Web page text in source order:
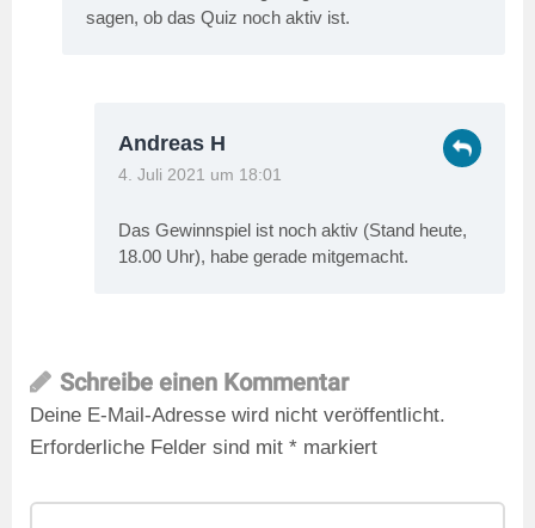
sagen, ob das Quiz noch aktiv ist.
Andreas H
4. Juli 2021 um 18:01
Das Gewinnspiel ist noch aktiv (Stand heute,
18.00 Uhr), habe gerade mitgemacht.
Schreibe einen Kommentar
Deine E-Mail-Adresse wird nicht veröffentlicht.
Erforderliche Felder sind mit * markiert